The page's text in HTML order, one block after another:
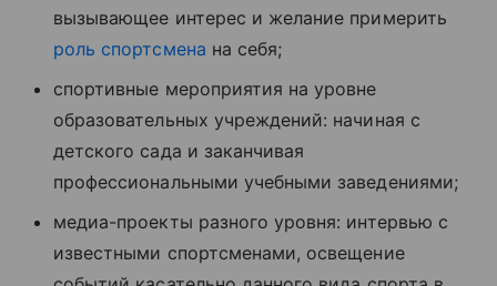
вызывающее интерес и желание примерить
роль спортсмена на себя;
спортивные мероприятия на уровне
образовательных учреждений: начиная с
детского сада и заканчивая
профессиональными учебными заведениями;
медиа-проекты разного уровня: интервью с
известными спортсменами, освещение